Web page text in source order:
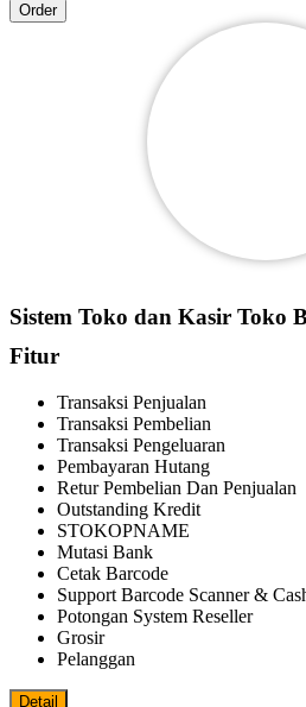
Order
Sistem Toko dan Kasir Toko
Fitur
Transaksi Penjualan
Transaksi Pembelian
Transaksi Pengeluaran
Pembayaran Hutang
Retur Pembelian Dan Penjualan
Outstanding Kredit
STOKOPNAME
Mutasi Bank
Cetak Barcode
Support Barcode Scanner &
Potongan System Reseller
Grosir
Pelanggan
Detail